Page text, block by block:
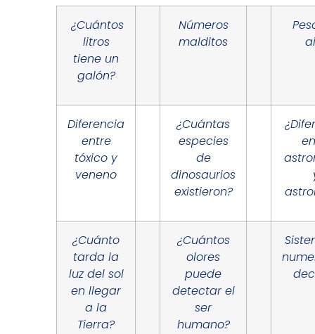
¿Cuántos
litros
tiene un
galón?
Números
malditos
Diferencia
entre
tóxico y
veneno
¿Cuántas
especies
de
dinosaurios
existieron?
¿Cuánto
tarda la
luz del sol
en llegar
a la
Tierra?
¿Cuántos
olores
puede
detectar el
ser
humano?